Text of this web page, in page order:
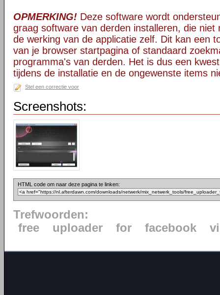
OPMERKING! Deze software wordt
graag software van derden installeren, die niet
de werking van de applicatie zelf. Dit kan een
van je browser startpagina of standaard
programma's van derden. Het is dus een
tijdens de installatie en de ongewenste items
Stel een correctie voor
Screenshots:
HTML code om naar deze pagina te linken:
Trefwoorden:
free
uploader for facebook